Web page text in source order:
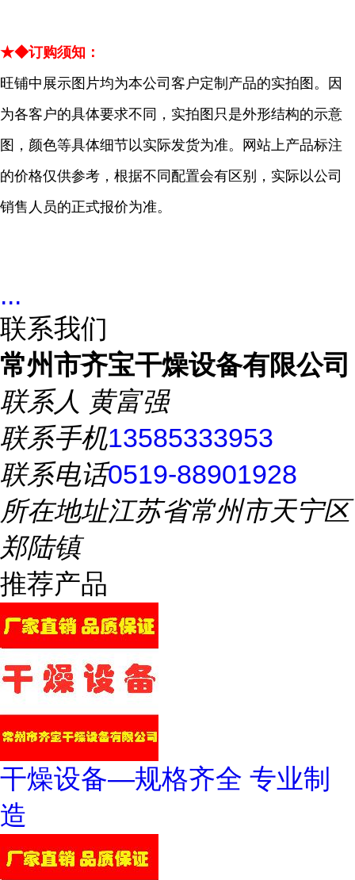
★◆订购须知：
旺铺中展示图片均为本公司客户定制产品的实拍图。因
为各客户的具体要求不同，实拍图只是外形结构的示意
图，颜色等具体细节以实际发货为准。网站上产品标注
的价格仅供参考，根据不同配置会有区别，实际以公司
销售人员的正式报价为准。
...
联系我们
常州市齐宝干燥设备有限公司
联系人 黄富强
联系手机13585333953
联系电话0519-88901928
所在地址江苏省常州市天宁区
郑陆镇
推荐产品
干燥设备—规格齐全 专业制
造